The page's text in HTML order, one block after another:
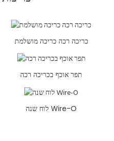
כריכה רכה כריכה מושלמת
תפר אוכף בכריכה רכה
לוח שנה Wire-O